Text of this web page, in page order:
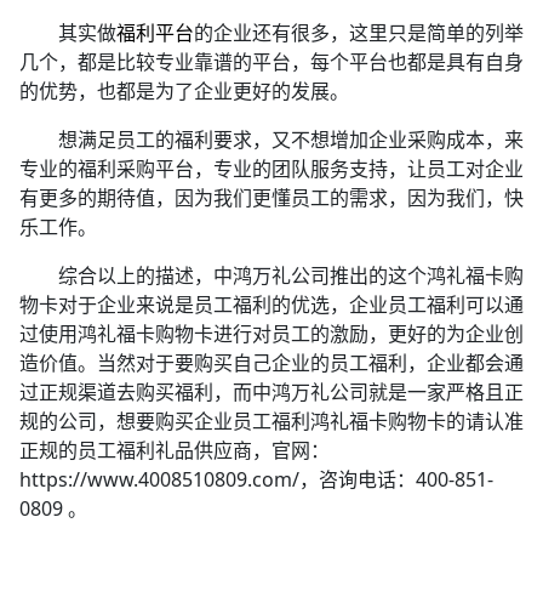
其实做福利平台的企业还有很多，这里只是简单的列举
几个，都是比较专业靠谱的平台，每个平台也都是具有自身
的优势，也都是为了企业更好的发展。
想满足员工的福利要求，又不想增加企业采购成本，来
专业的福利采购平台，专业的团队服务支持，让员工对企业
有更多的期待值，因为我们更懂员工的需求，因为我们，快
乐工作。
综合以上的描述，中鸿万礼公司推出的这个鸿礼福卡购
物卡对于企业来说是员工福利的优选，企业员工福利可以通
过使用鸿礼福卡购物卡进行对员工的激励，更好的为企业创
造价值。当然对于要购买自己企业的员工福利，企业都会通
过正规渠道去购买福利，而中鸿万礼公司就是一家严格且正
规的公司，想要购买企业员工福利鸿礼福卡购物卡的请认准
正规的员工福利礼品供应商，官网：
https://www.4008510809.com/，咨询电话：400-851-
0809 。